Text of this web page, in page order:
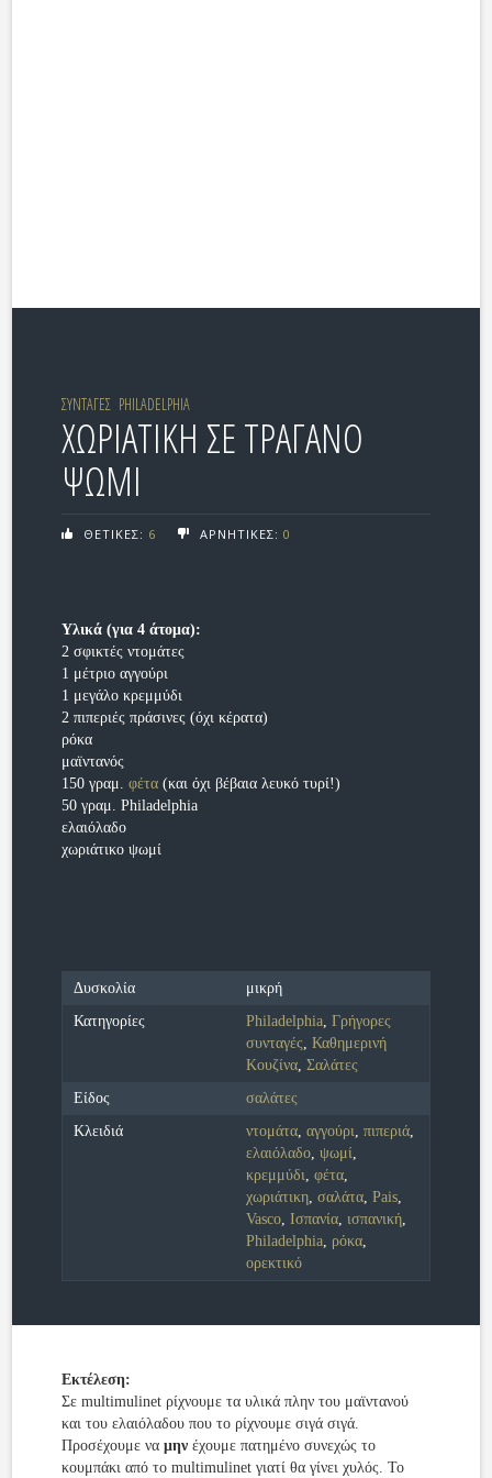
ΣΥΝΤΑΓΕΣ PHILADELPHIA
ΧΩΡΙΑΤΙΚΗ ΣΕ ΤΡΑΓΑΝΟ
ΨΩΜΙ
ΘΕΤΙΚΕΣ: 6 ΑΡΝΗΤΙΚΕΣ: 0
Υλικά (για 4 άτομα):
2 σφικτές ντομάτες
1 μέτριο αγγούρι
1 μεγάλο κρεμμύδι
2 πιπεριές πράσινες (όχι κέρατα)
ρόκα
μαϊντανός
150 γραμ.φέτα (και όχι βέβαια λευκό τυρί!)
50 γραμ. Philadelphia
ελαιόλαδο
χωριάτικο ψωμί
Δυσκολία
μικρή
Κατηγορίες
Philadelphia, Γρήγορες
συνταγές, Καθημερινή
Κουζίνα, Σαλάτες
Είδος
σαλάτες
Κλειδιά
ντομάτα, αγγούρι, πιπεριά,
ελαιόλαδο, ψωμί,
κρεμμύδι, φέτα,
χωριάτικη, σαλάτα, Pais,
Vasco, Ισπανία, ισπανική,
Philadelphia, ρόκα,
ορεκτικό
Εκτέλεση:
Σε multimulinet ρίχνουμε τα υλικά πλην του μαϊντανού
και του ελαιόλαδου που το ρίχνουμε σιγά σιγά.
Προσέχουμε ναμην έχουμε πατημένο συνεχώς το
κουμπάκι από το multimulinet γιατί θα γίνει χυλός. Το